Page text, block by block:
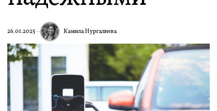
26.01.2025 Камила Нургалиева